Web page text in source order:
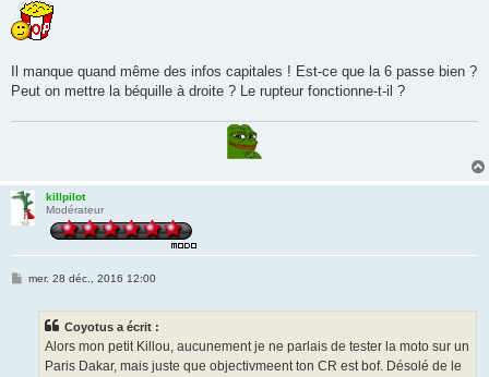
s
s
a
Il manque quand même des infos capitales ! Est-ce que la 6 passe bien ?
Peut on mettre la béquille à droite ? Le rupteur fonctionne-t-il ?
killpilot
Modérateur
Mmer. 28 déc., 2016 12:00
Coyotus a écrit :
Alors mon petit Killou, aucunement je ne parlais de tester la moto sur un
Paris Dakar, mais juste que objectivmeent ton CR est bof. Désolé de le